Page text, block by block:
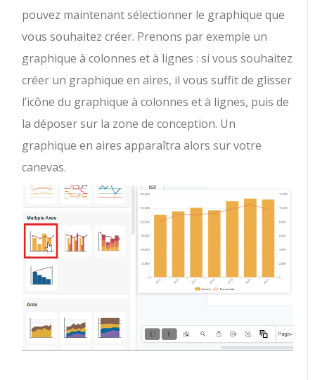
pouvez maintenant sélectionner le graphique que
vous souhaitez créer. Prenons par exemple un
graphique à colonnes et à lignes : si vous souhaitez
créer un graphique en aires, il vous suffit de glisser
l’icône du graphique à colonnes et à lignes, puis de
la déposer sur la zone de conception. Un
graphique en aires apparaîtra alors sur votre
canevas.